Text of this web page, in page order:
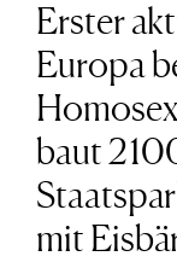
Erster
Europa
baut
mit